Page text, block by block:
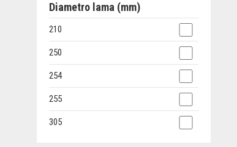
Diametro lama (mm)
210
250
254
255
305